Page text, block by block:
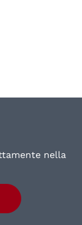
nella